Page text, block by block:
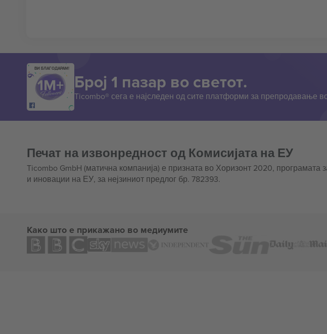
ВИ БЛАГОДАРАМ!
Број 1 пазар во светот.
Ticombo® сега е најследен од сите платформи за препродавање
Печат на извонредност од Комисијата на ЕУ
Ticombo GmbH (матична компанија) е призната во Хоризонт 2020,
и иновации на ЕУ, за нејзиниот предлог бр. 782393.
Како што е прикажано во медиумите